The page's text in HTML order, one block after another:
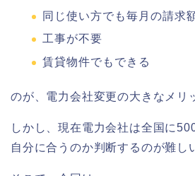
同じ使い方でも毎月の請求
工事が不要
賃貸物件でもできる
のが、電力会社変更の大きなメリ
しかし、現在電力会社は全国に
自分に合うのか判断するのが難し